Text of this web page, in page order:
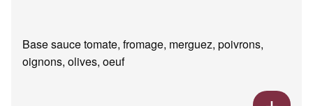
Base sauce tomate, fromage, merguez, poivrons,
oignons, olives, oeuf